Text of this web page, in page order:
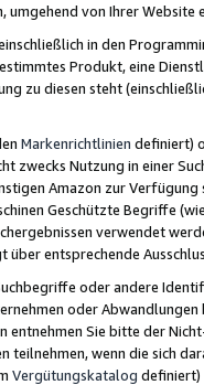
umgehend von Ihrer
in den
Produkt, eine
zu diesen steht
Markenrichtlinien definiert)
zwecks Nutzung in einer
Amazon zur
Geschützte Begriffe
verwendet
entsprechende
oder andere
oder
entnehmen Sie bitte der
teilnehmen, wenn die sich
Vergütungskatalog definiert)